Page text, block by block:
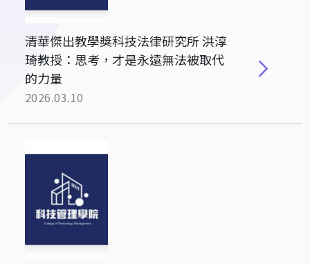
清華傑出教學獎科技法律研究所 洪淳
琦教授：思考，才是永遠無法被取代
的力量
2026.03.10